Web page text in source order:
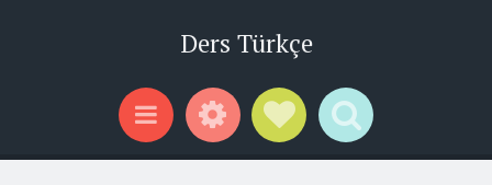
Ders Türkçe
Menu WidgetsSocial Links
Search